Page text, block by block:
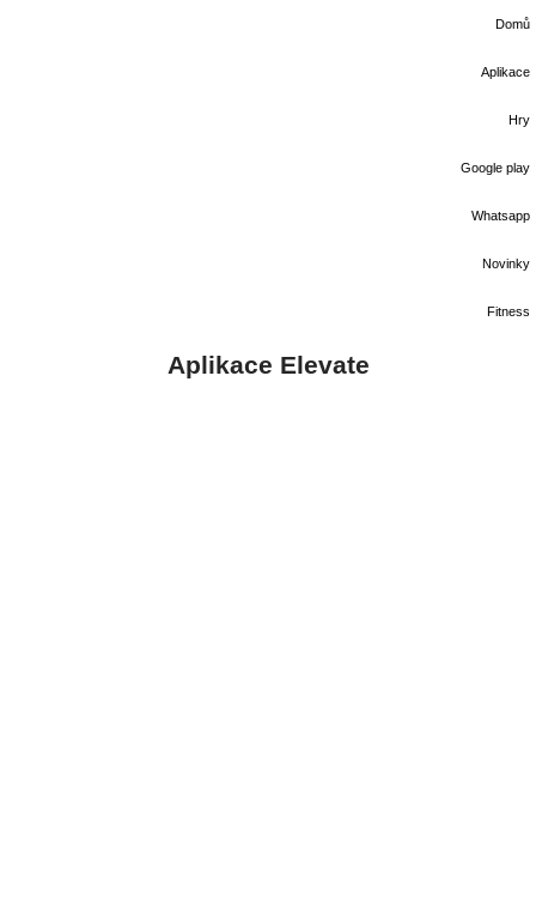
Domů
Aplikace
Hry
Google play
Whatsapp
Novinky
Fitness
Aplikace Elevate